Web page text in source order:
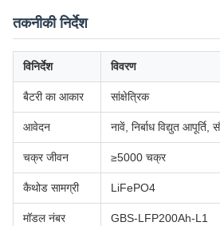
तकनीकी निर्देश
विनिर्देश विवरण
बैटरी का आकार सांक्षेत्रिक
आवेदन नावें, निर्बाध विद्युत आपूर्ति,
चक्र जीवन ≥5000 चक्र
कैथोड सामग्री LiFePO4
मॉडल नंबर GBS-LFP200Ah-L1